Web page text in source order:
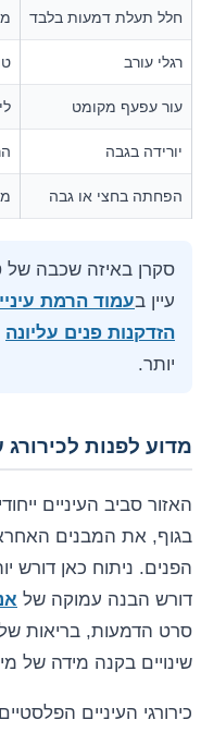
חלל תעלת דמעות בלבד
רגלי עורב
עור עפעף מקומט
יורידה בגבה
הפחתה בחצי או גבה
סקרן באיזה שכבה של
עיין בעמוד הרמת
הזדקנות פנים עליונה
יותר.
מדוע לפנות לכירורג
האזור סביב העיניים
בגוף, את המבנים
הפנים. ניתוח כאן
דורש הבנה עמוקה של
סרט הדמעות, בריאות
שינויים בקנה מידה של
כירורגי העיניים